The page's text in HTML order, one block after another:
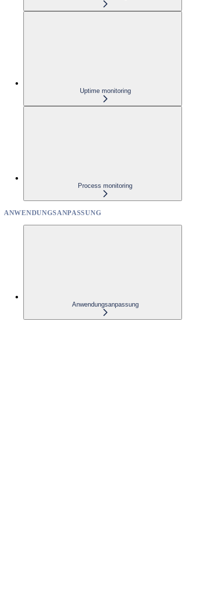
Uptime monitoring
Process monitoring
ANWENDUNGSANPASSUNG
Anwendungsanpassung